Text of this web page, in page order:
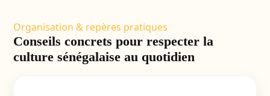
Organisation & repères pratiques
Conseils concrets pour respecter la
culture sénégalaise au quotidien